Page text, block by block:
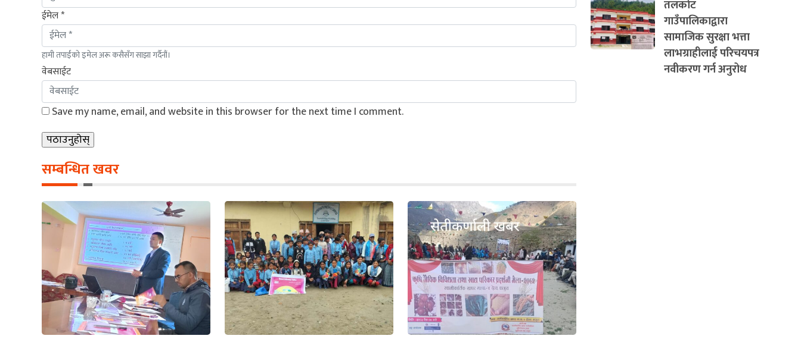
ईमेल *
हामी तपाईंको इमेल अरू कसैसँग साझा गर्दैनौं।
वेबसाईट
Save my name, email, and website in this browser for the next time I comment.
सम्बन्धित खवर
तलकोट
गाउँपालिकाद्वारा
सामाजिक सुरक्षा भत्ता
लाभग्राहीलाई परिचयपत्र
नवीकरण गर्न अनुरोध